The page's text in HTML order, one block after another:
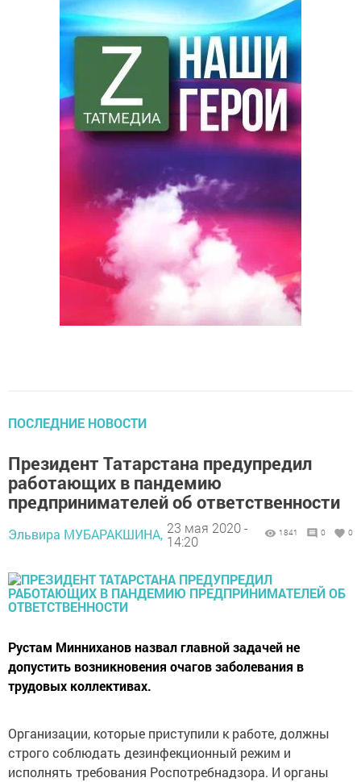
ПОСЛЕДНИЕ НОВОСТИ
Президент Татарстана предупредил
работающих в пандемию
предпринимателей об ответственности
Эльвира МУБАРАКШИНА, 23 мая 2020 -
14:20
1841 0 0
Рустам Минниханов назвал главной задачей не
допустить возникновения очагов заболевания в
трудовых коллективах.
Организации, которые приступили к работе, должны
строго соблюдать дезинфекционный режим и
исполнять требования Роспотребнадзора. И органы